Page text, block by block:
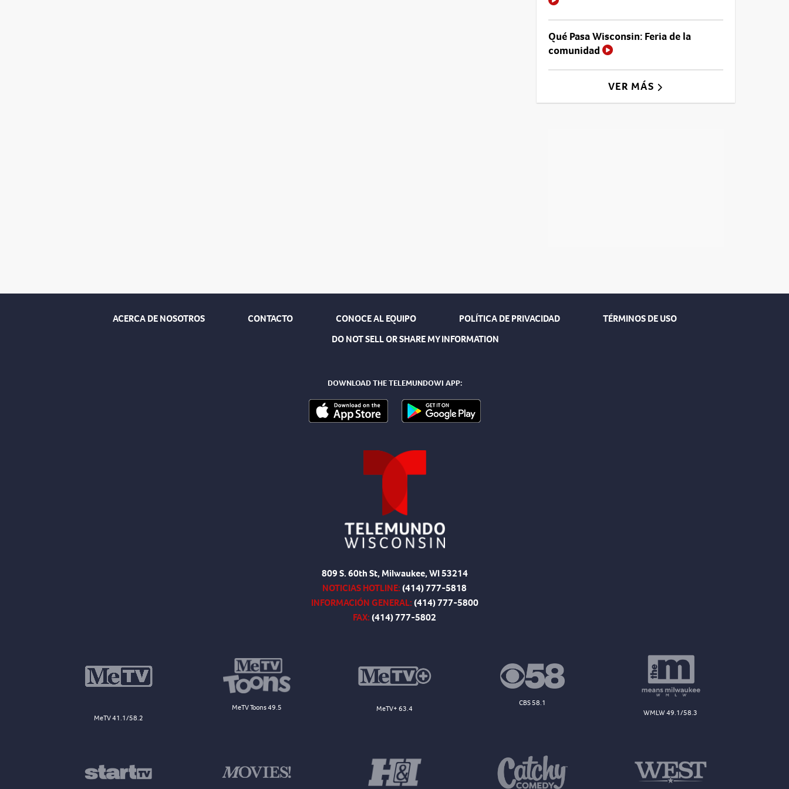
Qué Pasa Wisconsin: Feria de la
comunidad
VER MÁS
ACERCA DE NOSOTROS CONTACTO CONOCE AL EQUIPO POLÍTICA DE PRIVACIDAD
TÉRMINOS DE USO
DO NOT SELL OR SHARE MY INFORMATION
DOWNLOAD THE TELEMUNDOWI APP:
809 S. 60th St, Milwaukee, WI 53214
NOTICIAS HOTLINE:(414) 777-5818
INFORMACIÓN GENERAL:(414) 777-5800
FAX:(414) 777-5802
MeTV 41.1/58.2
MeTV Toons 49.5 MeTV+ 63.4
CBS 58.1
WMLW 49.1/58.3